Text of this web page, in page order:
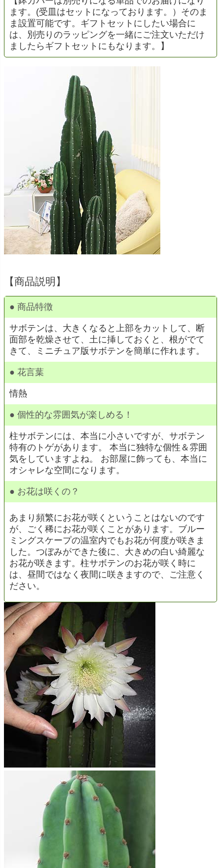
ます。(受皿はセットになっております。）そのま
ま設置可能です。ギフトセットにしたい場合に
は、別売りのラッピングを一緒にご注文いただけ
ましたらギフトセットにもなります。】
【商品説明】
● 商品特徴
サボテンは、大きくなると上部をカットして、断
面部を乾燥させて、土に挿しておくと、根がでて
きて、ミニチュア版サボテンを簡単に作れます。
● 花言葉
情熱
● 個性的な雰囲気が楽しめる！
柱サボテンには、本当に小さいですが、サボテン
特有のトゲがあります。 本当に独特な個性＆雰囲
気をしていますよね。 お部屋に飾っても、本当に
オシャレな空間になります。
● お花は咲くの？
あまり頻繁にお花が咲くということはないのです
が、ごく稀にお花が咲くことがあります。ブルー
ミングスケープの温室内でもお花が何度が咲きま
した。つぼみができた後に、大きめの白い綺麗な
お花が咲きます。柱サボテンのお花が咲く時に
は、昼間ではなく夜間に咲きますので、ご注意く
ださい。